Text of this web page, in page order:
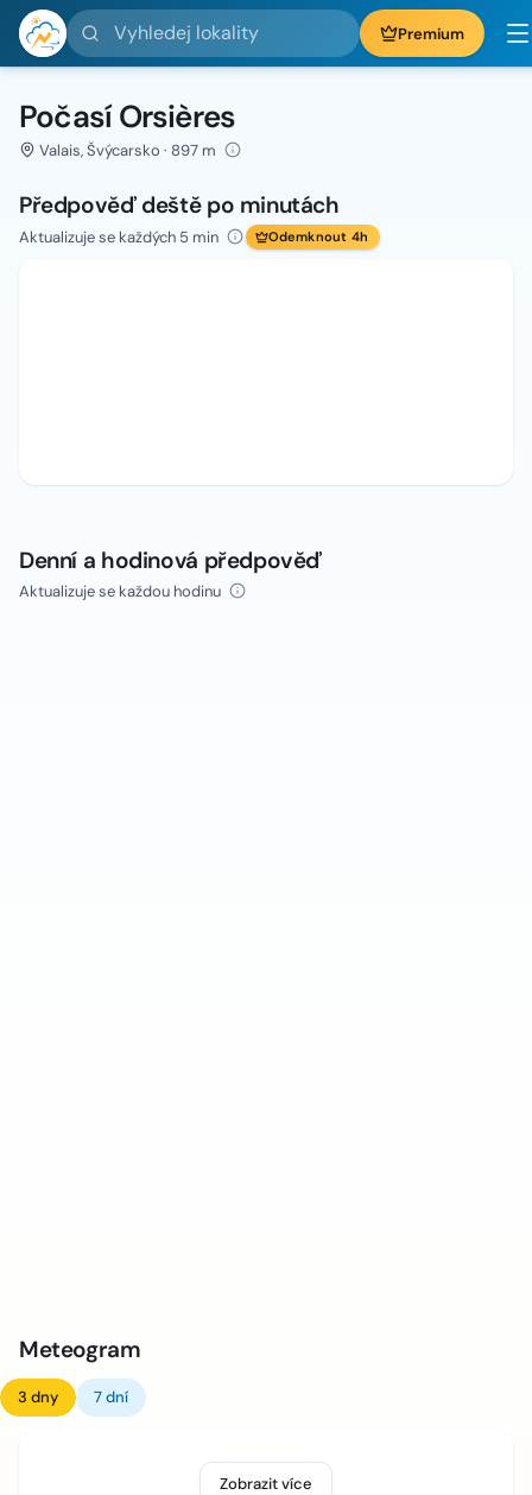
Vyhledej lokality Premium
Počasí Orsières
Valais, Švýcarsko · 897 m
Předpověď deště po minutách
Aktualizuje se každých 5 min Odemknout 4h
Denní a hodinová předpověď
Aktualizuje se každou hodinu
Meteogram
3 dny 7 dní
Zobrazit více